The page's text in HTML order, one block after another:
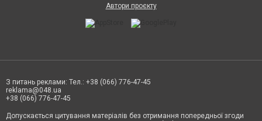
Автори проєкту
З питань реклами: Тел.: +38 (066) 776-47-45
reklama@048.ua
+38 (066) 776-47-45
Допускається цитування матеріалів без отримання попередньої згоди